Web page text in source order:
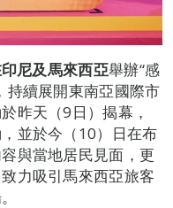
尼及馬來西亞舉辦“感
持續展開東南亞國際市
昨天（9日）揭幕，
並於今（10）日在布
與當地居民見面，更
力吸引馬來西亞旅客